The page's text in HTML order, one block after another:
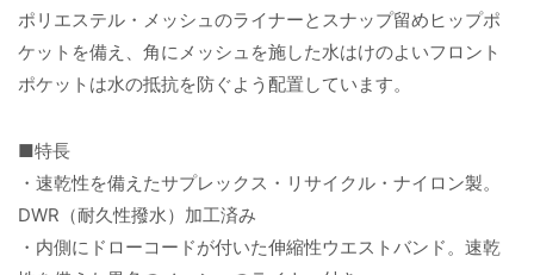
ポリエステル・メッシュのライナーとスナップ留めヒップポ
ケットを備え、角にメッシュを施した水はけのよいフロント
ポケットは水の抵抗を防ぐよう配置しています。
■特長
・速乾性を備えたサプレックス・リサイクル・ナイロン製。
DWR（耐久性撥水）加工済み
・内側にドローコードが付いた伸縮性ウエストバンド。速乾